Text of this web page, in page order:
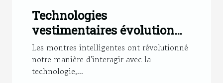
Technologies
vestimentaires évolution
des smartwatches au-delà
des fonctionnalités
sportives
Les montres intelligentes ont révolutionné
notre manière d'interagir avec la
technologie,...